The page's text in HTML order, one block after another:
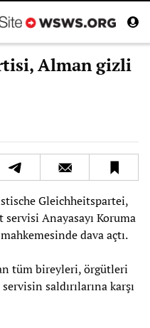
Alman gizli
Gleichheitspartei,
Anayasayı Koruma
dava açtı.
tüm bireyleri, örgütleri
saldırılarına karşı